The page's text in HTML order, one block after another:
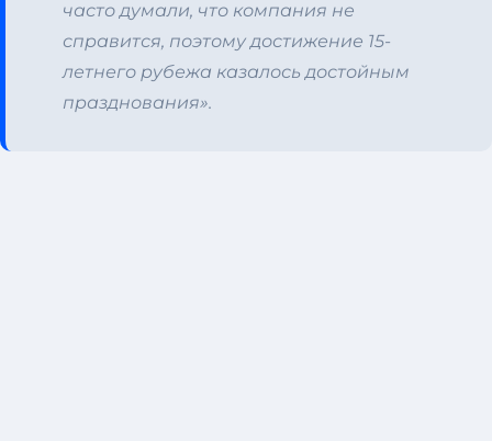
часто думали, что компания не
справится, поэтому достижение 15-
летнего рубежа казалось достойным
празднования».